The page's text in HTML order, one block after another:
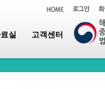
실 고객센터